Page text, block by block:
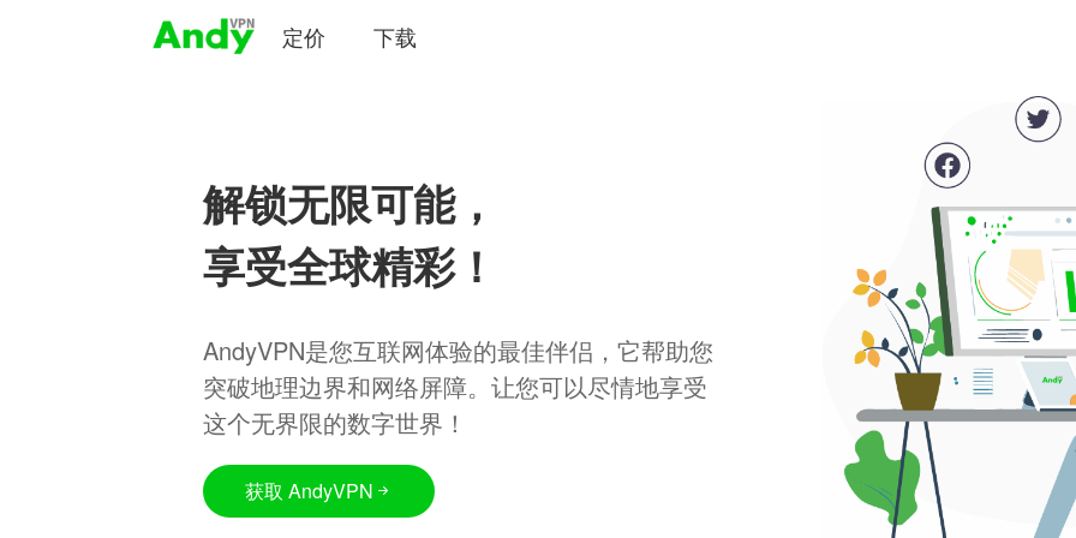
定价 下载
解锁无限可能，
享受全球精彩！
AndyVPN是您互联网体验的最佳伴侣，它帮助您
突破地理边界和网络屏障。让您可以尽情地享受
这个无界限的数字世界！
获取 AndyVPN